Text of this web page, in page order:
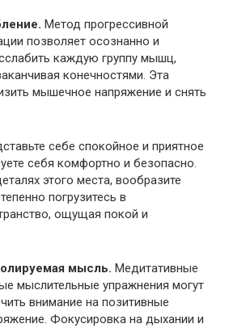
Метод прогрессивной
позволяет осознанно и
каждую группу мышц,
конечностями. Эта
мышечное напряжение и снять
себе спокойное и приятное
себя комфортно и безопасно.
этого места, вообразите
погрузитесь в
ощущая покой и
мысль. Медитативные
мыслительные упражнения могут
внимание на позитивные
Фокусировка на дыхании и